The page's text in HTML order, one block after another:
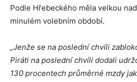
Podle Hřebeckého měla velkou
minulém volebním období.
„Jenže se na poslední chvíli
Piráti na poslední chvíli dodali
130 procentech průměrné mzdy